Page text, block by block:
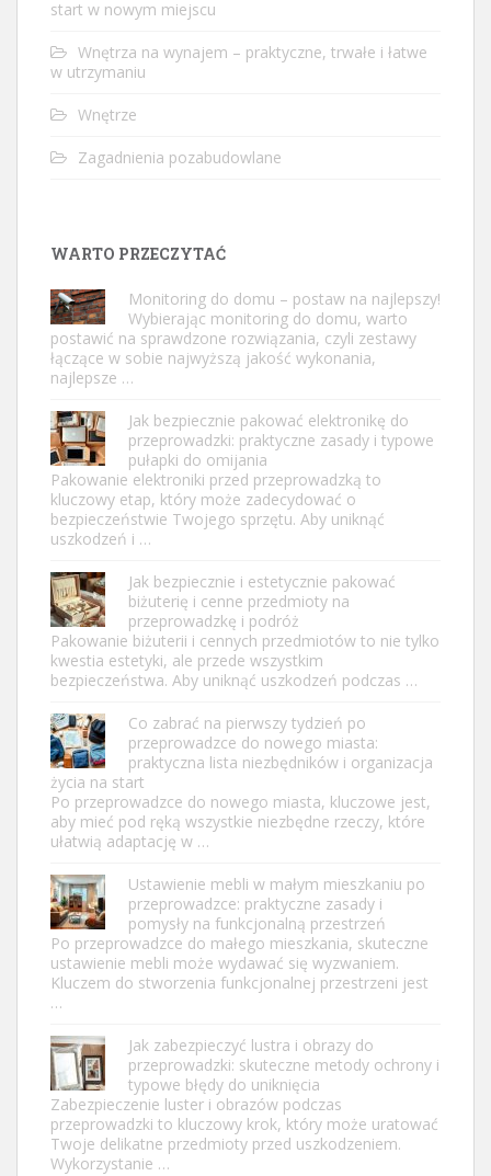
start w nowym miejscu
Wnętrza na wynajem – praktyczne, trwałe i łatwe
w utrzymaniu
Wnętrze
Zagadnienia pozabudowlane
WARTO PRZECZYTAĆ
Monitoring do domu – postaw na najlepszy!
Wybierając monitoring do domu, warto
postawić na sprawdzone rozwiązania, czyli zestawy
łączące w sobie najwyższą jakość wykonania,
najlepsze …
Jak bezpiecznie pakować elektronikę do
przeprowadzki: praktyczne zasady i typowe
pułapki do omijania
Pakowanie elektroniki przed przeprowadzką to
kluczowy etap, który może zadecydować o
bezpieczeństwie Twojego sprzętu. Aby uniknąć
uszkodzeń i …
Jak bezpiecznie i estetycznie pakować
biżuterię i cenne przedmioty na
przeprowadzkę i podróż
Pakowanie biżuterii i cennych przedmiotów to nie tylko
kwestia estetyki, ale przede wszystkim
bezpieczeństwa. Aby uniknąć uszkodzeń podczas …
Co zabrać na pierwszy tydzień po
przeprowadzce do nowego miasta:
praktyczna lista niezbędników i organizacja
życia na start
Po przeprowadzce do nowego miasta, kluczowe jest,
aby mieć pod ręką wszystkie niezbędne rzeczy, które
ułatwią adaptację w …
Ustawienie mebli w małym mieszkaniu po
przeprowadzce: praktyczne zasady i
pomysły na funkcjonalną przestrzeń
Po przeprowadzce do małego mieszkania, skuteczne
ustawienie mebli może wydawać się wyzwaniem.
Kluczem do stworzenia funkcjonalnej przestrzeni jest
…
Jak zabezpieczyć lustra i obrazy do
przeprowadzki: skuteczne metody ochrony i
typowe błędy do uniknięcia
Zabezpieczenie luster i obrazów podczas
przeprowadzki to kluczowy krok, który może uratować
Twoje delikatne przedmioty przed uszkodzeniem.
Wykorzystanie …